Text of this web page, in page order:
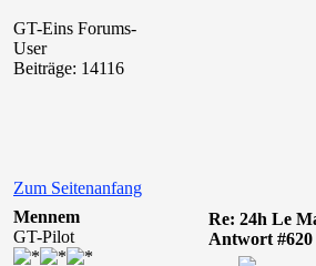
GT-Eins Forums-
User
Beiträge: 14116
Zum Seitenanfang
Mennem
GT-Pilot
Re: 24h Le
Antwort #620